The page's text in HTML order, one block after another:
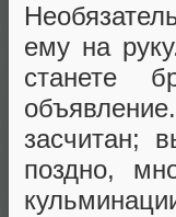
ему на
станете
засчитан;
поздно,